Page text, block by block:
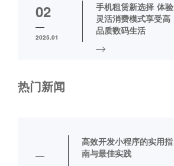
02
2025.01
手机租赁新选择 体验
灵活消费模式享受高
品质数码生活
热门新闻
高效开发小程序的实用指
南与最佳实践